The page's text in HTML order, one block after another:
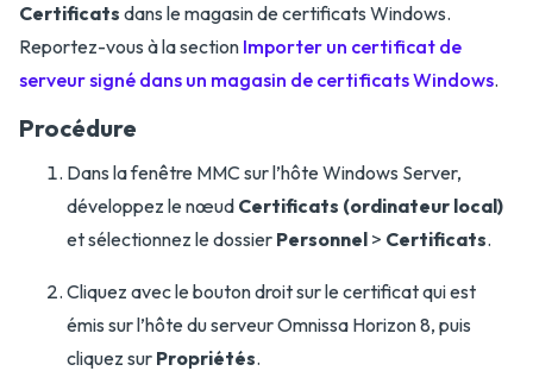
Certificats dans le magasin de certificats Windows.
Reportez-vous à la section Importer un certificat de
serveur signé dans un magasin de certificats Windows.
Procédure
Dans la fenêtre MMC sur l’hôte Windows Server,
développez le nœud Certificats (ordinateur local)
et sélectionnez le dossier Personnel > Certificats.
Cliquez avec le bouton droit sur le certificat qui est
émis sur l’hôte du serveur Omnissa Horizon 8, puis
cliquez sur Propriétés.